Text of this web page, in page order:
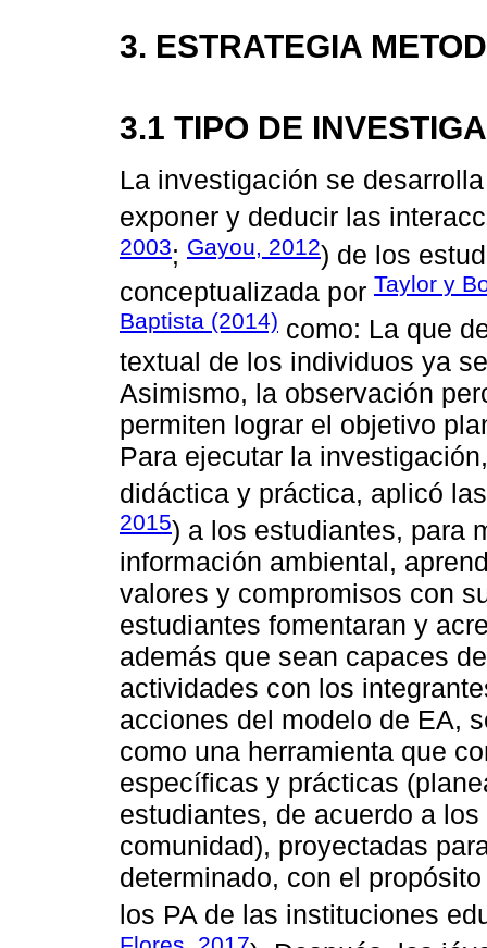
3. ESTRATEGIA
3.1 TIPO DE
La investigación se
exponer y deducir las
2003; Gayou, 2012) de los
conceptualizada por Taylor y
Baptista (2014) como: La que
textual de los individuos ya
Asimismo, la observación
permiten lograr el objetivo
Para ejecutar la
didáctica y práctica, aplicó
2015) a los estudiantes, para
información ambiental,
valores y compromisos con
estudiantes fomentaran y
además que sean capaces
actividades con los
acciones del modelo de EA,
como una herramienta que
específicas y prácticas
estudiantes, de acuerdo a
comunidad), proyectadas
determinado, con el
los PA de las instituciones